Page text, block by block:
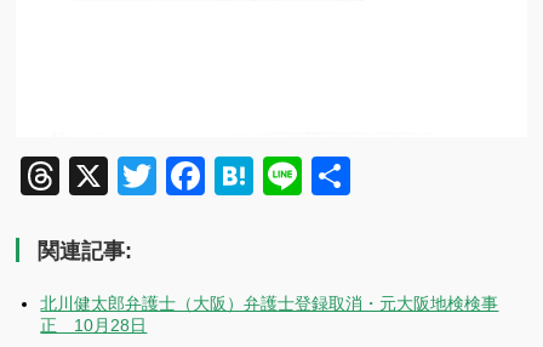
Threads
X Twitter
Facebook
Hatena
Line
関連記事:
北川健太郎弁護士（大阪）弁護士登録取消・元大阪地検検事
正 10月28日